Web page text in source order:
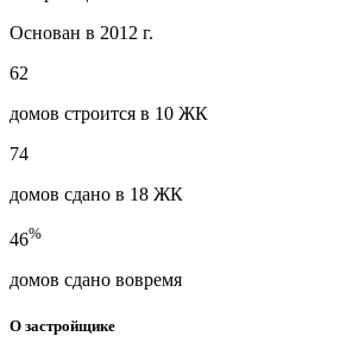
Основан в 2012 г.
62
домов строится в 10 ЖК
74
домов сдано в 18 ЖК
46%
домов сдано вовремя
О застройщике